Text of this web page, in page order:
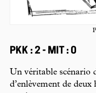
PKK : 2 - MIT : 0
Un véritable scénario
d’enlèvement de deux